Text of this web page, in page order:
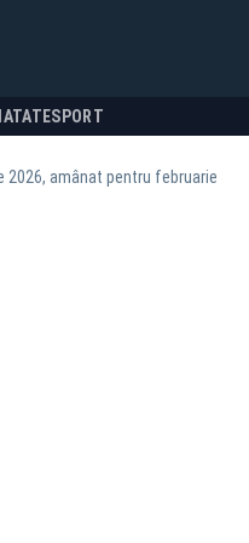
SPORT
2026, amânat pentru februarie